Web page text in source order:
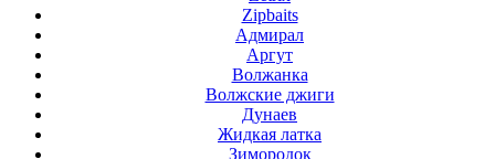
Zipbaits
Адмирал
Аргут
Волжанка
Волжские джиги
Дунаев
Жидкая латка
Зимородок